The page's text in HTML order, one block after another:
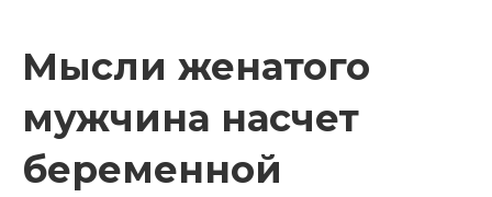
Мысли женатого
мужчина насчет
беременной